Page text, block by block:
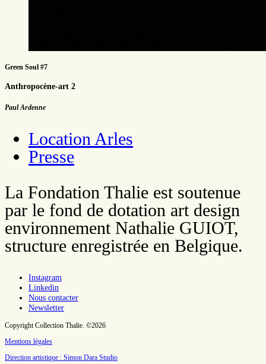
Green Soul #7
Anthropocène-art 2
Paul Ardenne
Location Arles
Presse
La Fondation Thalie est soutenue
par le fond de dotation art design
environnement Nathalie GUIOT,
structure enregistrée en Belgique.
Instagram
Linkedin
Nous contacter
Newsletter
Copyright Collection Thalie. ©2026
Mentions légales
Direction artistique : Simon Dara Studio